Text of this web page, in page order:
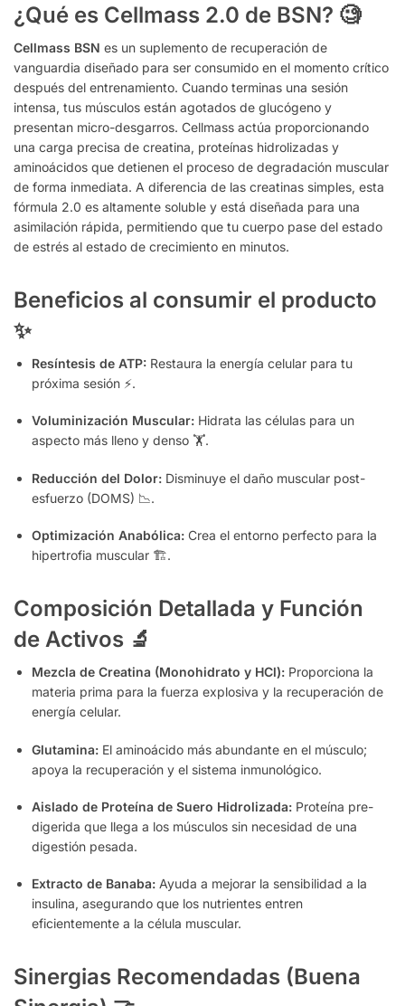
¿Qué es Cellmass 2.0 de BSN? 🧐
Cellmass BSN es un suplemento de recuperación de
vanguardia diseñado para ser consumido en el momento crítico
después del entrenamiento. Cuando terminas una sesión
intensa, tus músculos están agotados de glucógeno y
presentan micro-desgarros. Cellmass actúa proporcionando
una carga precisa de creatina, proteínas hidrolizadas y
aminoácidos que detienen el proceso de degradación muscular
de forma inmediata. A diferencia de las creatinas simples, esta
fórmula 2.0 es altamente soluble y está diseñada para una
asimilación rápida, permitiendo que tu cuerpo pase del estado
de estrés al estado de crecimiento en minutos.
Beneficios al consumir el producto
✨
Resíntesis de ATP: Restaura la energía celular para tu
próxima sesión ⚡.
Voluminización Muscular: Hidrata las células para un
aspecto más lleno y denso 🏋️.
Reducción del Dolor: Disminuye el daño muscular post-
esfuerzo (DOMS) 📉.
Optimización Anabólica: Crea el entorno perfecto para la
hipertrofia muscular 🏗️.
Composición Detallada y Función
de Activos 🔬
Mezcla de Creatina (Monohidrato y HCl): Proporciona la
materia prima para la fuerza explosiva y la recuperación de
energía celular.
Glutamina: El aminoácido más abundante en el músculo;
apoya la recuperación y el sistema inmunológico.
Aislado de Proteína de Suero Hidrolizada: Proteína pre-
digerida que llega a los músculos sin necesidad de una
digestión pesada.
Extracto de Banaba: Ayuda a mejorar la sensibilidad a la
insulina, asegurando que los nutrientes entren
eficientemente a la célula muscular.
Sinergias Recomendadas (Buena